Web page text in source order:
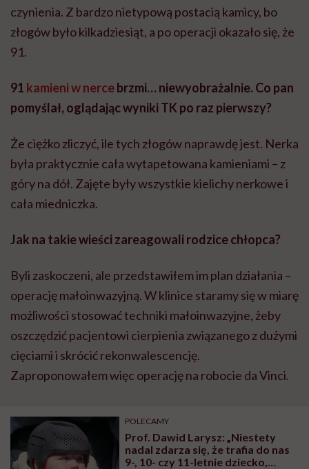
czynienia. Z bardzo nietypową postacią kamicy, bo
złogów było kilkadziesiąt, a po operacji okazało się, że
91.
91 kamieni w nercebrzmi… niewyobrażalnie. Co pan
pomyślał, oglądając wyniki TK po raz pierwszy?
Że ciężko zliczyć, ile tych złogów naprawdę jest. Nerka
była praktycznie cała wytapetowana kamieniami – z
góry na dół. Zajęte były wszystkie kielichy nerkowe i
cała miedniczka.
Jak na takie wieści zareagowali rodzice chłopca?
Byli zaskoczeni, ale przedstawiłem im plan działania –
operację małoinwazyjną. W klinice staramy się w miarę
możliwości stosować techniki małoinwazyjne, żeby
oszczędzić pacjentowi cierpienia związanego z dużymi
cięciami i skrócić rekonwalescencję.
Zaproponowałem więc operację na robocie da Vinci.
POLECAMY
Prof. Dawid Larysz: „Niestety
nadal zdarza się, że trafia do nas
9-, 10- czy 11-letnie dziecko,